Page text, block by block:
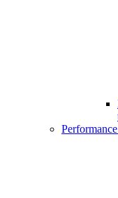
Performance